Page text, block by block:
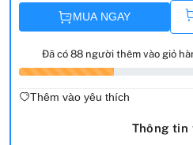
MUA NGAY
Đã có 88 người thêm vào giỏ
Thêm vào yêu thích
Thông tin